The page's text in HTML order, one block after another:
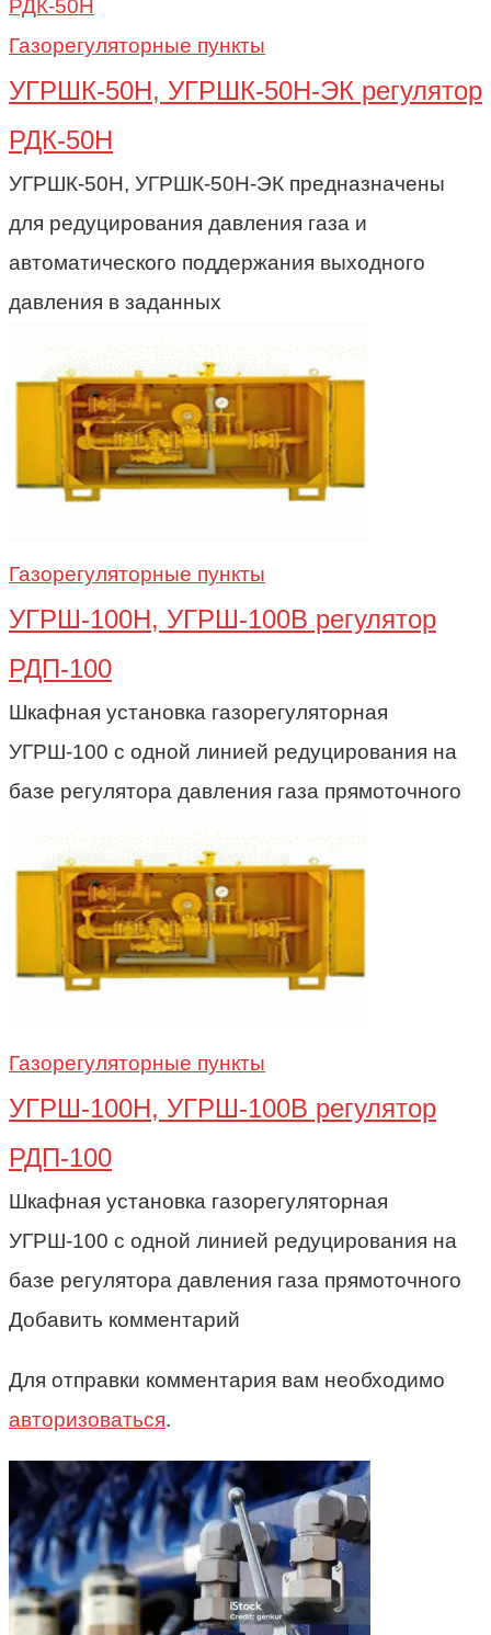
Газорегуляторные пункты
УГРШК-50Н, УГРШК-50Н-ЭК регулятор
РДК-50Н
УГРШК-50Н, УГРШК-50Н-ЭК предназначены
для редуцирования давления газа и
автоматического поддержания выходного
давления в заданных
Газорегуляторные пункты
УГРШ-100Н, УГРШ-100В регулятор
РДП-100
Шкафная установка газорегуляторная
УГРШ-100 с одной линией редуцирования на
базе регулятора давления газа прямоточного
Газорегуляторные пункты
УГРШ-100Н, УГРШ-100В регулятор
РДП-100
Шкафная установка газорегуляторная
УГРШ-100 с одной линией редуцирования на
базе регулятора давления газа прямоточного
Добавить комментарий
Для отправки комментария вам необходимо
авторизоваться.